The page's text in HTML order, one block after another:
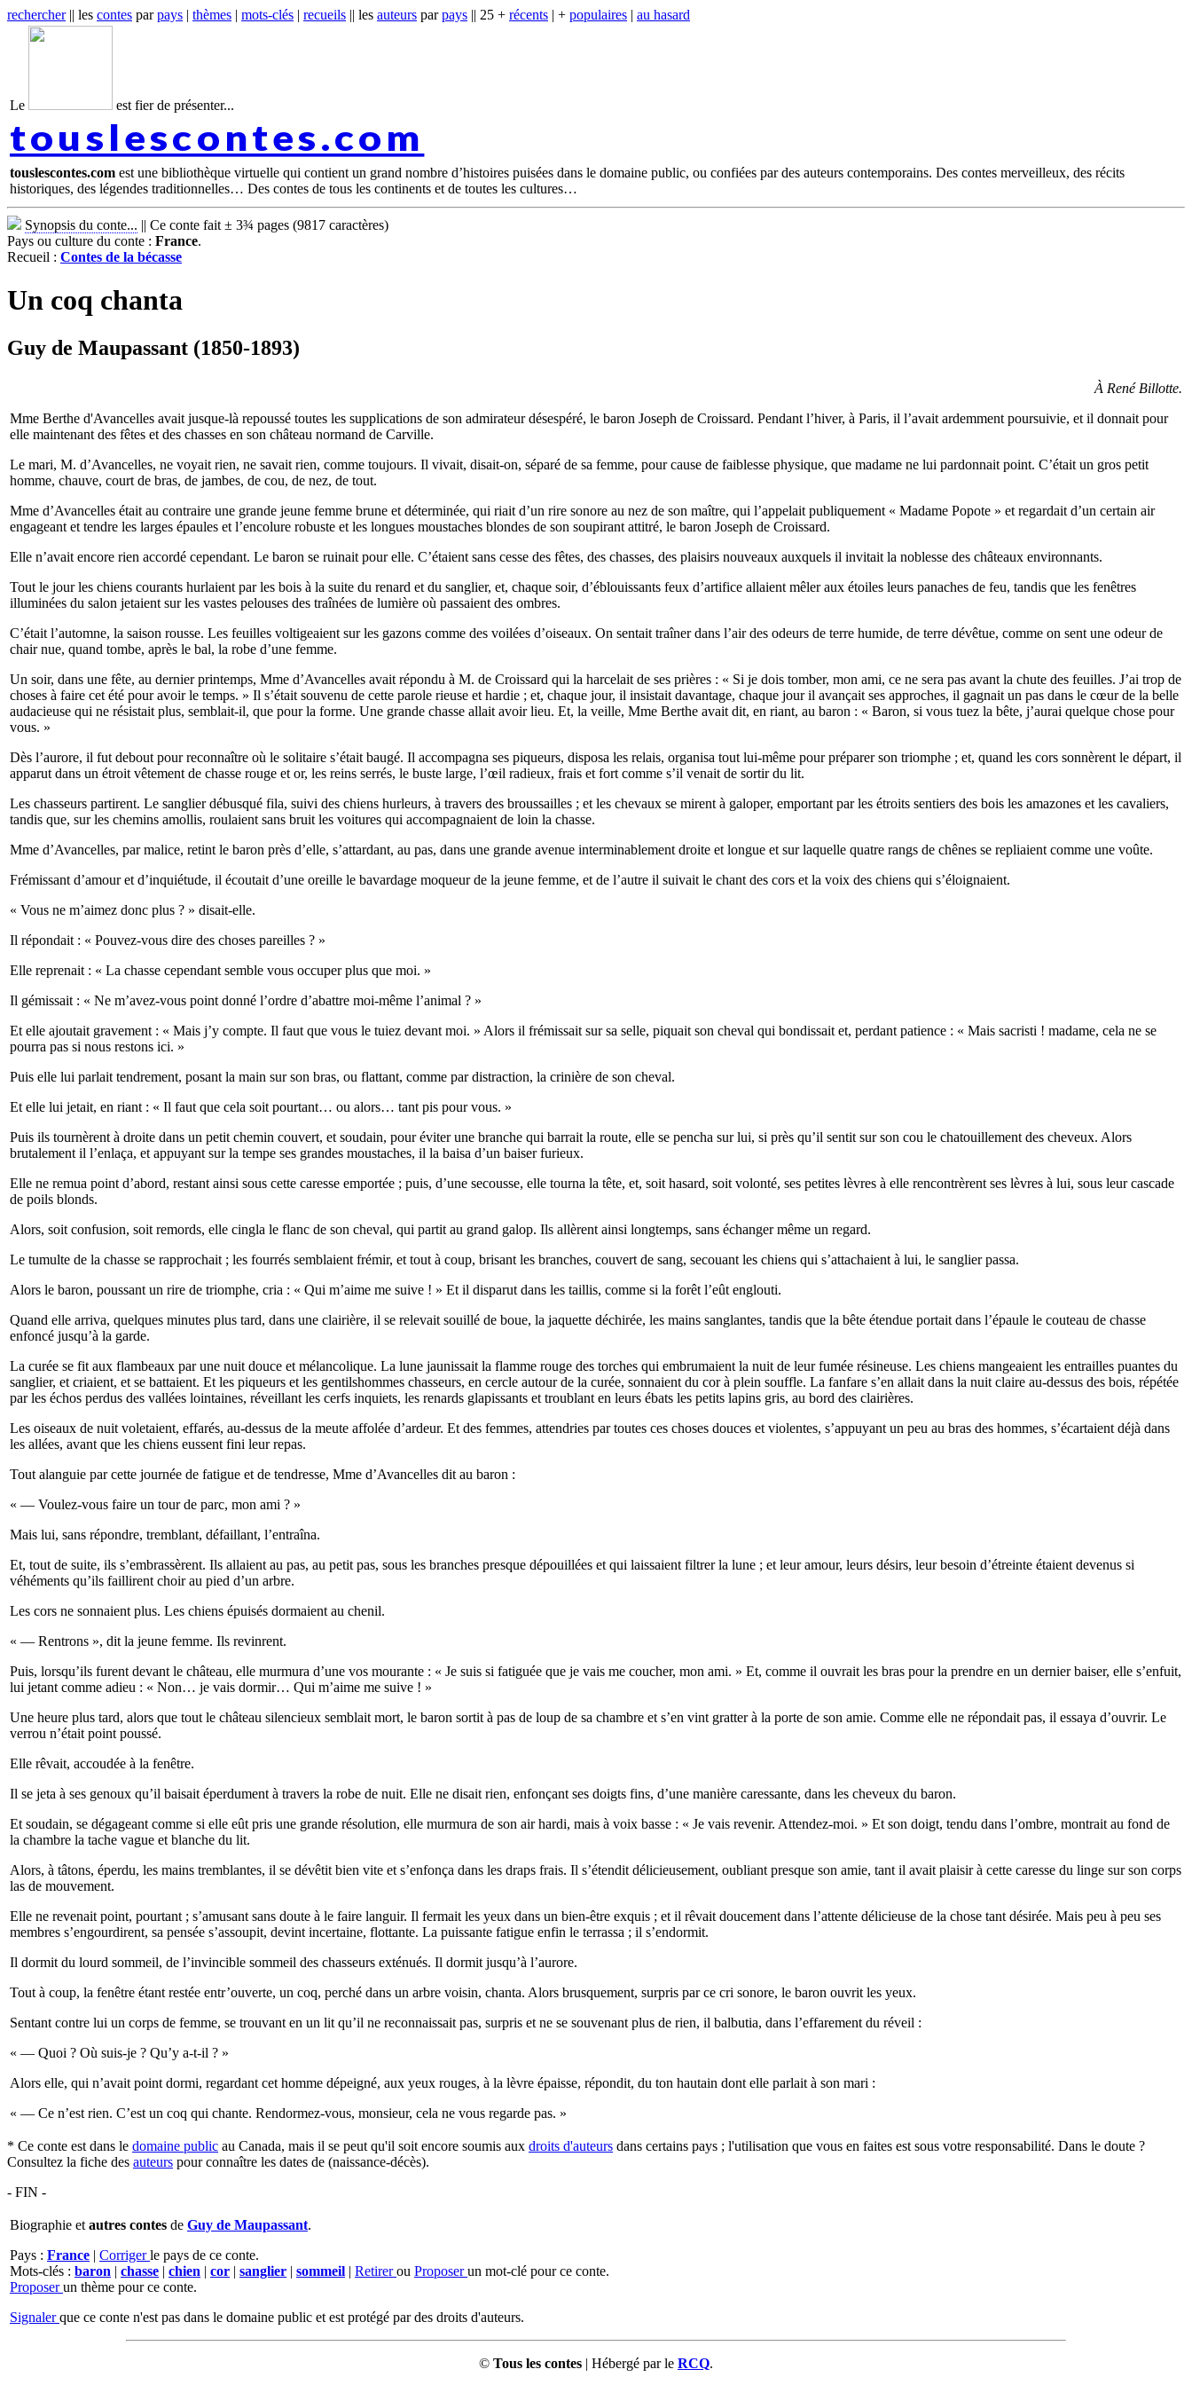
rechercher|| les contes parpays | thèmes | mots-clés | recueils || les auteurs parpays || 25 + récents | + populaires | au hasard
Le est fier de présenter...
touslescontes.com
touslescontes.com est une bibliothèque virtuelle qui contient un grand nombre d’histoires puisées dans le domaine public, ou confiées par des auteurs contemporains. Des contes merveilleux, des récits
historiques, des légendes traditionnelles… Des contes de tous les continents et de toutes les cultures
Synopsis du conte... || Ce conte fait ± 3¾ pages (9817 caractères)
Pays ou culture du conte : France.
Recueil : Contes de la bécasse
Un coq chanta
Guy de Maupassant (1850-1893)
À René Billotte.
Mme Berthe d'Avancelles avait jusque-là repoussé toutes les supplications de son admirateur désespéré, le baron Joseph de Croissard. Pendant l’hiver, à Paris, il l’avait ardemment poursuivie, et il donnait pour
elle maintenant des fêtes et des chasses en son château normand de Carville.
Le mari, M. d’Avancelles, ne voyait rien, ne savait rien, comme toujours. Il vivait, disait-on, séparé de sa femme, pour cause de faiblesse physique, que madame ne lui pardonnait point. C’était un gros petit
homme, chauve, court de bras, de jambes, de cou, de nez, de tout.
Mme d’Avancelles était au contraire une grande jeune femme brune et déterminée, qui riait d’un rire sonore au nez de son maître, qui l’appelait publiquement « Madame Popote » et regardait d’un certain air
engageant et tendre les larges épaules et l’encolure robuste et les longues moustaches blondes de son soupirant attitré, le baron Joseph de Croissard.
Elle n’avait encore rien accordé cependant. Le baron se ruinait pour elle. C’étaient sans cesse des fêtes, des chasses, des plaisirs nouveaux auxquels il invitait la noblesse des châteaux environnants.
Tout le jour les chiens courants hurlaient par les bois à la suite du renard et du sanglier, et, chaque soir, d’éblouissants feux d’artifice allaient mêler aux étoiles leurs panaches de feu, tandis que les fenêtres
illuminées du salon jetaient sur les vastes pelouses des traînées de lumière où passaient des ombres.
C’était l’automne, la saison rousse. Les feuilles voltigeaient sur les gazons comme des voilées d’oiseaux. On sentait traîner dans l’air des odeurs de terre humide, de terre dévêtue, comme on sent une odeur de
chair nue, quand tombe, après le bal, la robe d’une femme.
Un soir, dans une fête, au dernier printemps, Mme d’Avancelles avait répondu à M. de Croissard qui la harcelait de ses prières : « Si je dois tomber, mon ami, ce ne sera pas avant la chute des feuilles. J’ai trop de
choses à faire cet été pour avoir le temps. » Il s’était souvenu de cette parole rieuse et hardie ; et, chaque jour, il insistait davantage, chaque jour il avançait ses approches, il gagnait un pas dans le cœur de la belle
audacieuse qui ne résistait plus, semblait-il, que pour la forme. Une grande chasse allait avoir lieu. Et, la veille, Mme Berthe avait dit, en riant, au baron : « Baron, si vous tuez la bête, j’aurai quelque chose pour
vous. »
Dès l’aurore, il fut debout pour reconnaître où le solitaire s’était baugé. Il accompagna ses piqueurs, disposa les relais, organisa tout lui-même pour préparer son triomphe ; et, quand les cors sonnèrent le départ, il
apparut dans un étroit vêtement de chasse rouge et or, les reins serrés, le buste large, l’œil radieux, frais et fort comme s’il venait de sortir du lit.
Les chasseurs partirent. Le sanglier débusqué fila, suivi des chiens hurleurs, à travers des broussailles ; et les chevaux se mirent à galoper, emportant par les étroits sentiers des bois les amazones et les cavaliers,
tandis que, sur les chemins amollis, roulaient sans bruit les voitures qui accompagnaient de loin la chasse.
Mme d’Avancelles, par malice, retint le baron près d’elle, s’attardant, au pas, dans une grande avenue interminablement droite et longue et sur laquelle quatre rangs de chênes se repliaient comme une voûte.
Frémissant d’amour et d’inquiétude, il écoutait d’une oreille le bavardage moqueur de la jeune femme, et de l’autre il suivait le chant des cors et la voix des chiens qui s’éloignaient.
« Vous ne m’aimez donc plus ? » disait-elle.
Il répondait : « Pouvez-vous dire des choses pareilles ? »
Elle reprenait : « La chasse cependant semble vous occuper plus que moi. »
Il gémissait : « Ne m’avez-vous point donné l’ordre d’abattre moi-même l’animal ? »
Et elle ajoutait gravement : « Mais j’y compte. Il faut que vous le tuiez devant moi. » Alors il frémissait sur sa selle, piquait son cheval qui bondissait et, perdant patience : « Mais sacristi ! madame, cela ne se
pourra pas si nous restons ici. »
Puis elle lui parlait tendrement, posant la main sur son bras, ou flattant, comme par distraction, la crinière de son cheval.
Et elle lui jetait, en riant : « Il faut que cela soit pourtant… ou alors… tant pis pour vous. »
Puis ils tournèrent à droite dans un petit chemin couvert, et soudain, pour éviter une branche qui barrait la route, elle se pencha sur lui, si près qu’il sentit sur son cou le chatouillement des cheveux. Alors
brutalement il l’enlaça, et appuyant sur la tempe ses grandes moustaches, il la baisa d’un baiser furieux.
Elle ne remua point d’abord, restant ainsi sous cette caresse emportée ; puis, d’une secousse, elle tourna la tête, et, soit hasard, soit volonté, ses petites lèvres à elle rencontrèrent ses lèvres à lui, sous leur cascade
de poils blonds.
Alors, soit confusion, soit remords, elle cingla le flanc de son cheval, qui partit au grand galop. Ils allèrent ainsi longtemps, sans échanger même un regard.
Le tumulte de la chasse se rapprochait ; les fourrés semblaient frémir, et tout à coup, brisant les branches, couvert de sang, secouant les chiens qui s’attachaient à lui, le sanglier passa.
Alors le baron, poussant un rire de triomphe, cria : « Qui m’aime me suive ! » Et il disparut dans les taillis, comme si la forêt l’eût englouti.
Quand elle arriva, quelques minutes plus tard, dans une clairière, il se relevait souillé de boue, la jaquette déchirée, les mains sanglantes, tandis que la bête étendue portait dans l’épaule le couteau de chasse
enfoncé jusqu’à la garde.
La curée se fit aux flambeaux par une nuit douce et mélancolique. La lune jaunissait la flamme rouge des torches qui embrumaient la nuit de leur fumée résineuse. Les chiens mangeaient les entrailles puantes du
sanglier, et criaient, et se battaient. Et les piqueurs et les gentilshommes chasseurs, en cercle autour de la curée, sonnaient du cor à plein souffle. La fanfare s’en allait dans la nuit claire au-dessus des bois, répétée
par les échos perdus des vallées lointaines, réveillant les cerfs inquiets, les renards glapissants et troublant en leurs ébats les petits lapins gris, au bord des clairières.
Les oiseaux de nuit voletaient, effarés, au-dessus de la meute affolée d’ardeur. Et des femmes, attendries par toutes ces choses douces et violentes, s’appuyant un peu au bras des hommes, s’écartaient déjà dans
les allées, avant que les chiens eussent fini leur repas.
Tout alanguie par cette journée de fatigue et de tendresse, Mme d’Avancelles dit au baron :
« — Voulez-vous faire un tour de parc, mon ami ? »
Mais lui, sans répondre, tremblant, défaillant, l’entraîna.
Et, tout de suite, ils s’embrassèrent. Ils allaient au pas, au petit pas, sous les branches presque dépouillées et qui laissaient filtrer la lune ; et leur amour, leurs désirs, leur besoin d’étreinte étaient devenus si
véhéments qu’ils faillirent choir au pied d’un arbre.
Les cors ne sonnaient plus. Les chiens épuisés dormaient au chenil.
« — Rentrons », dit la jeune femme. Ils revinrent.
Puis, lorsqu’ils furent devant le château, elle murmura d’une vos mourante : « Je suis si fatiguée que je vais me coucher, mon ami. » Et, comme il ouvrait les bras pour la prendre en un dernier baiser, elle s’enfuit,
lui jetant comme adieu : « Non… je vais dormir… Qui m’aime me suive ! »
Une heure plus tard, alors que tout le château silencieux semblait mort, le baron sortit à pas de loup de sa chambre et s’en vint gratter à la porte de son amie. Comme elle ne répondait pas, il essaya d’ouvrir. Le
verrou n’était point poussé.
Elle rêvait, accoudée à la fenêtre.
Il se jeta à ses genoux qu’il baisait éperdument à travers la robe de nuit. Elle ne disait rien, enfonçant ses doigts fins, d’une manière caressante, dans les cheveux du baron.
Et soudain, se dégageant comme si elle eût pris une grande résolution, elle murmura de son air hardi, mais à voix basse : « Je vais revenir. Attendez-moi. » Et son doigt, tendu dans l’ombre, montrait au fond de
la chambre la tache vague et blanche du lit.
Alors, à tâtons, éperdu, les mains tremblantes, il se dévêtit bien vite et s’enfonça dans les draps frais. Il s’étendit délicieusement, oubliant presque son amie, tant il avait plaisir à cette caresse du linge sur son corps
las de mouvement.
Elle ne revenait point, pourtant ; s’amusant sans doute à le faire languir. Il fermait les yeux dans un bien-être exquis ; et il rêvait doucement dans l’attente délicieuse de la chose tant désirée. Mais peu à peu ses
membres s’engourdirent, sa pensée s’assoupit, devint incertaine, flottante. La puissante fatigue enfin le terrassa ; il s’endormit.
Il dormit du lourd sommeil, de l’invincible sommeil des chasseurs exténués. Il dormit jusqu’à l’aurore.
Tout à coup, la fenêtre étant restée entr’ouverte, un coq, perché dans un arbre voisin, chanta. Alors brusquement, surpris par ce cri sonore, le baron ouvrit les yeux.
Sentant contre lui un corps de femme, se trouvant en un lit qu’il ne reconnaissait pas, surpris et ne se souvenant plus de rien, il balbutia, dans l’effarement du réveil :
« — Quoi ? Où suis-je ? Qu’y a-t-il ? »
Alors elle, qui n’avait point dormi, regardant cet homme dépeigné, aux yeux rouges, à la lèvre épaisse, répondit, du ton hautain dont elle parlait à son mari :
« — Ce n’est rien. C’est un coq qui chante. Rendormez-vous, monsieur, cela ne vous regarde pas. »
* Ce conte est dans le domaine public au Canada, mais il se peut qu'il soit encore soumis aux droits d'auteurs dans certains pays ; l'utilisation que vous en faites est sous votre responsabilité. Dans le doute ?
Consultez la fiche des auteurs pour connaître les dates de (naissance-décès).
- FIN -
Biographie et autres contes de Guy de Maupassant.
Pays : France | Corrigerle pays de ce conte.
Mots-clés : baron | chasse | chien | cor | sanglier | sommeil | Retirerou Proposerun mot-clé pour ce conte.
Proposerun thème pour ce conte.
Signalerque ce conte n'est pas dans le domaine public et est protégé par des droits d'auteurs.
© Tous les contes | Hébergé par le RCQ.